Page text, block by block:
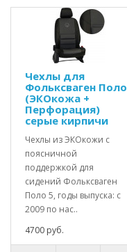
Чехлы для
Фольксваген Поло
(ЭКОкожа +
Перфорация)
серые кирпичи
Чехлы из ЭКОкожи с
поясничной
поддержкой для
сидений Фольксваген
Поло 5, годы выпуска: c
2009 по нас..
4700 руб.